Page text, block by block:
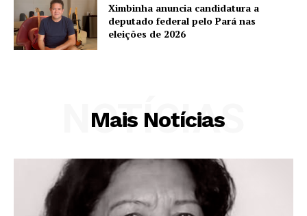
Ximbinha anuncia candidatura a
deputado federal pelo Pará nas
eleições de 2026
Mais Notícias
NOTÍCIAS